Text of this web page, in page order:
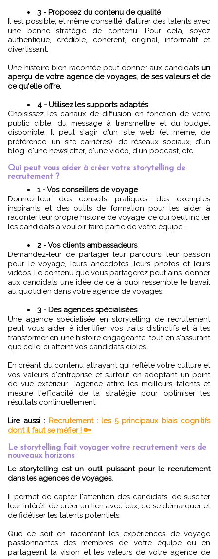
3 - Proposez du contenu de qualité
Il est possible, et même conseillé, d’attirer des talents avec
une bonne stratégie de contenu. Pour cela, soyez
authentique, crédible, cohérent, original, informatif et
divertissant.
Une histoire bien racontée peut donner aux candidats un
aperçu de votre agence de voyages, de ses valeurs et de
ce qu'elle offre.
4 - Utilisez les supports adaptés
Choisissez les canaux de diffusion en fonction de votre
public cible, du message à transmettre et du budget
disponible. Il peut s'agir d'un site web (et même, de
préférence, un site carrières), de réseaux sociaux, d'un
blog, d'une newsletter, d'une vidéo, d'un podcast, etc.
Qui peut vous aider à créer votre storytelling de
recrutement ?
1 - Vos conseillers de voyage
Donnez-leur des conseils pratiques, des exemples
inspirants et des outils de formation pour les aider à
raconter leur propre histoire de voyage, ce qui peut inciter
les candidats à vouloir faire partie de votre équipe.
2 - Vos clients ambassadeurs
Demandez-leur de partager leur parcours, leur passion
pour le voyage, leurs anecdotes, leurs photos et leurs
vidéos. Le contenu que vous partagerez peut ainsi donner
aux candidats une idée de ce à quoi ressemble le travail
au quotidien dans votre agence de voyages.
3 - Des agences spécialisées
Une agence spécialisée en storytelling de recrutement
peut vous aider à identifier vos traits distinctifs et à les
transformer en une histoire engageante, tout en s'assurant
que celle-ci atteint vos candidats cibles.
En créant du contenu attrayant qui reflète votre culture et
vos valeurs d'entreprise et surtout en adoptant un point
de vue extérieur, l'agence attire les meilleurs talents et
mesure l'efficacité de la stratégie pour optimiser les
résultats continuellement.
Lire aussi : Recrutement : les 5 principaux biais cognitifs
dont il faut se méfier ! 🔑
Le storytelling fait voyager votre recrutement vers de
nouveaux horizons
Le storytelling est un outil puissant pour le recrutement
dans les agences de voyages.
Il permet de capter l'attention des candidats, de susciter
leur intérêt, de créer un lien avec eux, de se démarquer et
de fidéliser les talents potentiels.
Que ce soit en racontant les expériences de voyage
passionnantes des membres de votre équipe ou en
partageant la vision et les valeurs de votre agence de